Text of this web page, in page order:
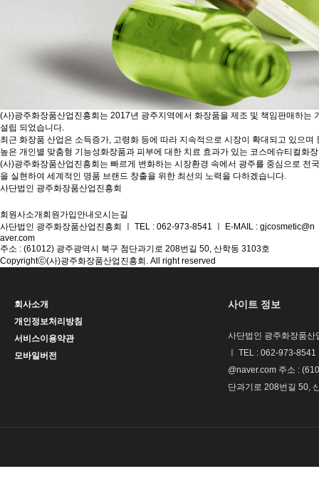
(사)광주화장품산업진흥회는 2017년 광주지역에서 화장품을 제조 및 책임판매하
설립 되었습니다.
최근 화장품 산업은 소득증가, 고령화 등에 따라 지속적으로 시장이 확대되고 있으
높은 개인별 맞춤형 기능성화장품과 피부에 대한 치료 효과가 있는 코스메슈티컬화
(사)광주화장품산업진흥회는 빠르게 변화하는 시장환경 속에서 광주를 중심으로
을 실현하여 세계적인 명품 브랜드 창출을 위한 최선의 노력을 다하겠습니다.
사단법인 광주화장품산업진흥회
회원사소개 회원가입안내 오시는길
사단법인 광주화장품산업진흥회
TEL : 062-973-8541
E-MAIL : gjcosmetic@n
aver.com
주소 : (61012) 광주광역시 북구 첨단과기로 208번길 50, 산학동 3103호
Copyrightⓒ(사)광주화장품산업진흥회. All right reserved
회사소개
개인정보처리방침
서비스이용약관
모바일버전
사이트 정보
사단법인 광주화장품산
ㅣ TEL : 062-973-
@naver.com 주소 :
단과기로 208번길 50,